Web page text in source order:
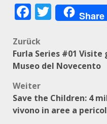
Facebook
Twitter
Share
Zurück
Furla Series #01
Museo del Novecento
Weiter
Save the Children: 4
vivono in aree a